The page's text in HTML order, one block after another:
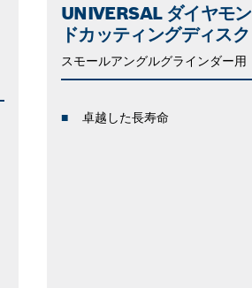
UNIVERSAL ダイヤモン
ドカッティングディスク
スモールアングルグラインダー用
卓越した長寿命